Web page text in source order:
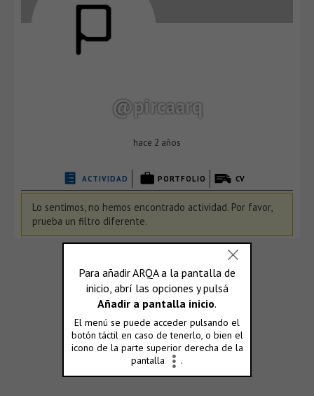
@pircaarq
hace 2 años
ACTIVIDAD PORTFOLIO CV
Lo sentimos, no hemos encontrado actividad. Por favor,
prueba un filtro diferente.